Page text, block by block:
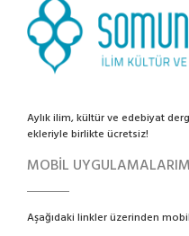
Aylık ilim, kültür ve edebiyat
ekleriyle birlikte ücretsiz!
MOBİL
Aşağıdaki linkler üzerinden